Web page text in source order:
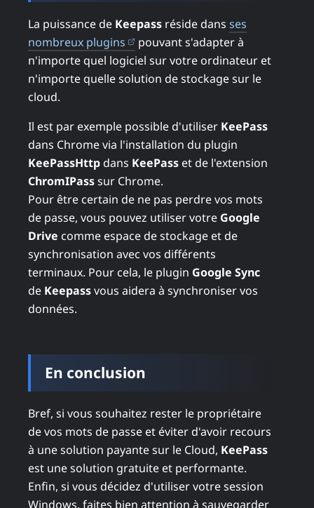
La puissance de Keepass réside dans ses
nombreux plugins
(ouvre dans un nouvel onglet)
pouvant s'adapter à
n'importe quel logiciel sur votre ordinateur et
n'importe quelle solution de stockage sur le
cloud.
Il est par exemple possible d'utiliser KeePass
dans Chrome via l'installation du plugin
KeePassHttp dans KeePass et de l'extension
ChromIPasssur Chrome.
Pour être certain de ne pas perdre vos mots
de passe, vous pouvez utiliser votre Google
Drive comme espace de stockage et de
synchronisation avec vos différents
terminaux. Pour cela, le plugin Google Sync
de Keepassvous aidera à synchroniser vos
données.
En conclusion
Bref, si vous souhaitez rester le propriétaire
de vos mots de passe et éviter d'avoir recours
à une solution payante sur le Cloud, KeePass
est une solution gratuite et performante.
Enfin, si vous décidez d'utiliser votre session
Windows, faites bien attention à sauvegarder